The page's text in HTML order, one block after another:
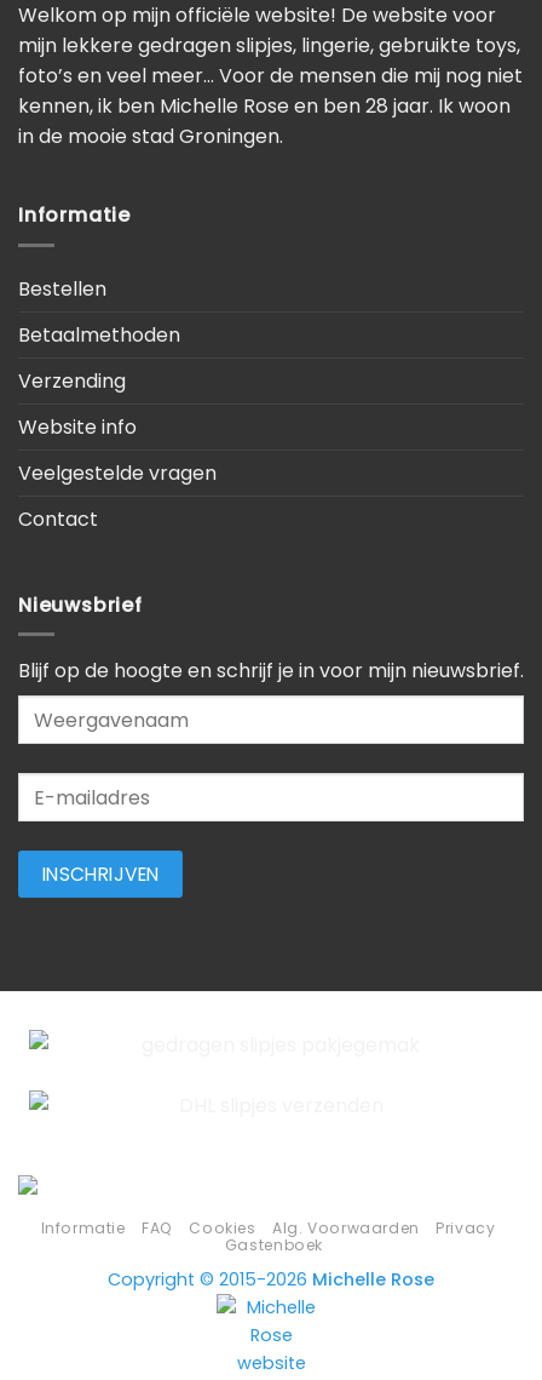
Welkom op mijn officiële website! De website voor
mijn lekkere gedragen slipjes, lingerie, gebruikte toys,
foto’s en veel meer… Voor de mensen die mij nog niet
kennen, ik ben Michelle Rose en ben 28 jaar. Ik woon
in de mooie stad Groningen.
Informatie
Bestellen
Betaalmethoden
Verzending
Website info
Veelgestelde vragen
Contact
Nieuwsbrief
Blijf op de hoogte en schrijf je in voor mijn nieuwsbrief.
Informatie FAQ Cookies Alg. Voorwaarden
Privacy
Gastenboek
Copyright © 2015-2026 Michelle Rose